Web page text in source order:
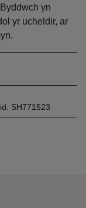
yn
yr ucheldir, ar
SH771523